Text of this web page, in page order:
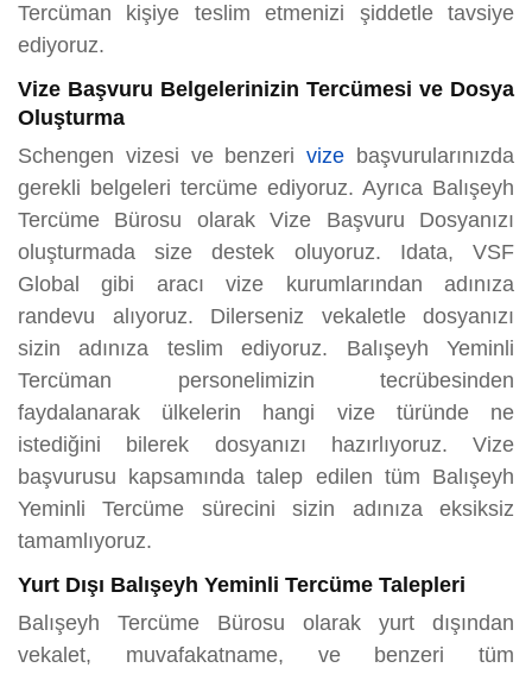
Tercüman kişiye teslim etmenizi şiddetle tavsiye
ediyoruz.
Vize Başvuru Belgelerinizin Tercümesi ve Dosya
Oluşturma
Schengen vizesi ve benzerivize başvurularınızda
gerekli belgeleri tercüme ediyoruz. Ayrıca Balışeyh
Tercüme Bürosu olarak Vize Başvuru Dosyanızı
oluşturmada size destek oluyoruz. Idata, VSF
Global gibi aracı vize kurumlarından adınıza
randevu alıyoruz. Dilerseniz vekaletle dosyanızı
sizin adınıza teslim ediyoruz. Balışeyh Yeminli
Tercüman personelimizin tecrübesinden
faydalanarak ülkelerin hangi vize türünde ne
istediğini bilerek dosyanızı hazırlıyoruz. Vize
başvurusu kapsamında talep edilen tüm Balışeyh
Yeminli Tercüme sürecini sizin adınıza eksiksiz
tamamlıyoruz.
Yurt Dışı Balışeyh Yeminli Tercüme Talepleri
Balışeyh Tercüme Bürosu olarak yurt dışından
vekalet, muvafakatname, ve benzeri tüm